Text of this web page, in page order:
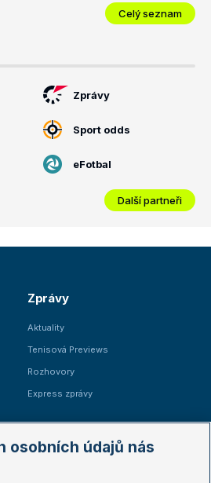
Celý seznam
Zprávy
Sport odds
eFotbal
Další partneři
Zprávy
Aktuality
Tenisová Previews
Rozhovory
Express zprávy
osobních údajů nás